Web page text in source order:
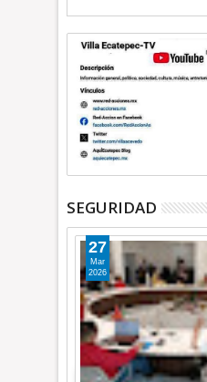
SEGURIDAD
27
Mar
2026